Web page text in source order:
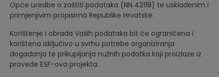
Opće uredbe o zaštiti podataka (NN 42118) te usklađenim i
primjenjivim propisima Republike Hrvatske.
Korištenje i obrada Vaših podataka bit će ograničena i
korištena isključivo u svrhu potrebe organiziranja
događanja te prikupljanja nužnih podatka koji proizlaze iz
provede ESF-ova projekta.